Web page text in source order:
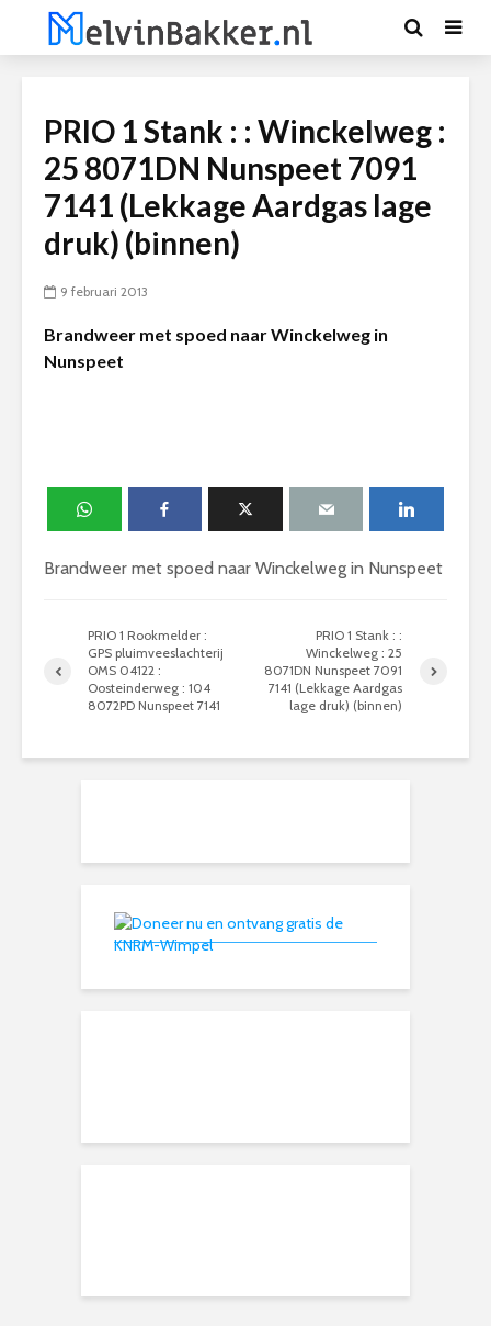
PRIO 1 Stank : : Winckelweg :
25 8071DN Nunspeet 7091
7141 (Lekkage Aardgas lage
druk) (binnen)
9 februari 2013
Brandweer met spoed naar Winckelweg in
Nunspeet
Brandweer met spoed naar Winckelweg in Nunspeet
PRIO 1 Rookmelder :
GPS pluimveeslachterij
OMS 04122 :
Oosteinderweg : 104
8072PD Nunspeet 7141
PRIO 1 Stank : :
Winckelweg : 25
8071DN Nunspeet 7091
7141 (Lekkage Aardgas
lage druk) (binnen)